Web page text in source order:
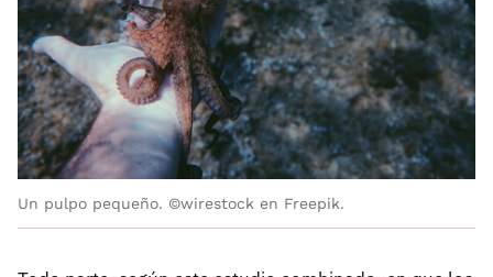
Un pulpo pequeño. ©wirestock en Freepik.